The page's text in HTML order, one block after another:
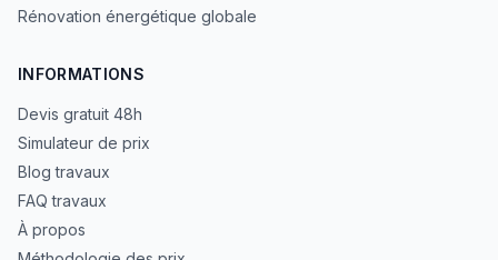
Rénovation énergétique globale
INFORMATIONS
Devis gratuit 48h
Simulateur de prix
Blog travaux
FAQ travaux
À propos